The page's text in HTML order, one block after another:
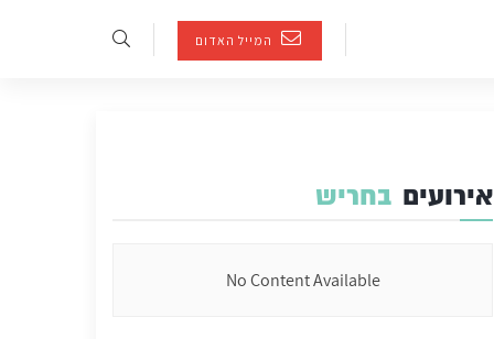
המייל האדום
אירועים בחריש
No Content Available